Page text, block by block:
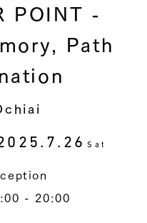
POINT -
Path
Sat
- 20:00